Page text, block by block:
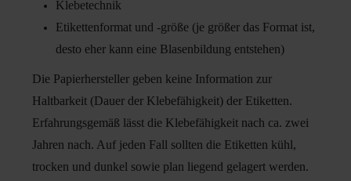
Klebetechnik
Etikettenformat und -größe (je größer das Format ist,
desto eher kann eine Blasenbildung entstehen)
Die Papierhersteller geben keine Information zur
Haltbarkeit (Dauer der Klebefähigkeit) der Etiketten.
Erfahrungsgemäß lässt die Klebefähigkeit nach ca. zwei
Jahren nach. Auf jeden Fall sollten die Etiketten kühl,
trocken und dunkel sowie plan liegend gelagert werden.